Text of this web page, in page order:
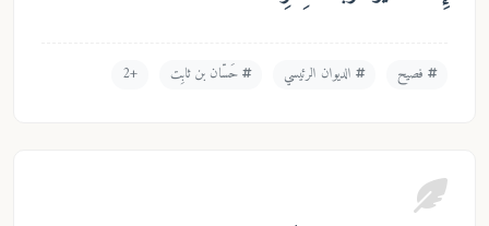
الديوان الرئيسي حَسّان بن ثابِت +2